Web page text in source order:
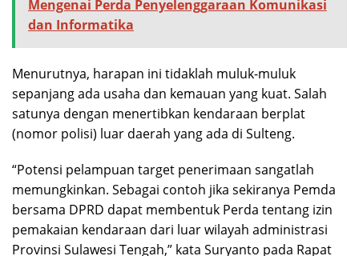
Mengenai Perda Penyelenggaraan Komunikasi
dan Informatika
Menurutnya, harapan ini tidaklah muluk-muluk
sepanjang ada usaha dan kemauan yang kuat. Salah
satunya dengan menertibkan kendaraan berplat
(nomor polisi) luar daerah yang ada di Sulteng.
“Potensi pelampuan target penerimaan sangatlah
memungkinkan. Sebagai contoh jika sekiranya Pemda
bersama DPRD dapat membentuk Perda tentang izin
pemakaian kendaraan dari luar wilayah administrasi
Provinsi Sulawesi Tengah,” kata Suryanto pada Rapat